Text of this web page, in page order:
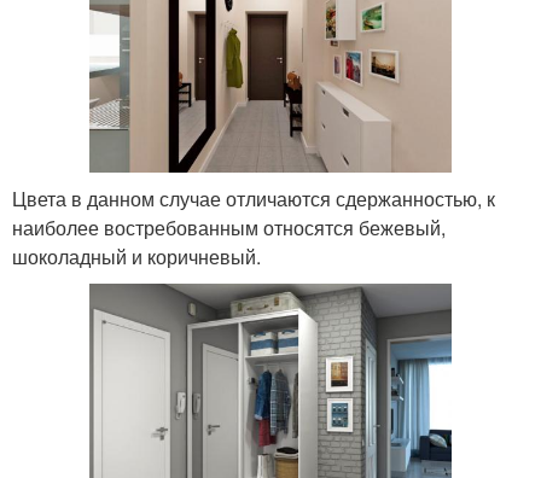
Цвета в данном случае отличаются сдержанностью, к
наиболее востребованным относятся бежевый,
шоколадный и коричневый.